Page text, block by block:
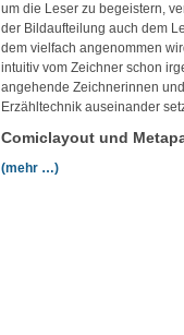
um die Leser zu begeistern,
der Bildaufteilung auch dem
dem vielfach angenommen
intuitiv vom Zeichner schon
angehende Zeichnerinnen
Erzähltechnik auseinander
Comiclayout und
(mehr …)